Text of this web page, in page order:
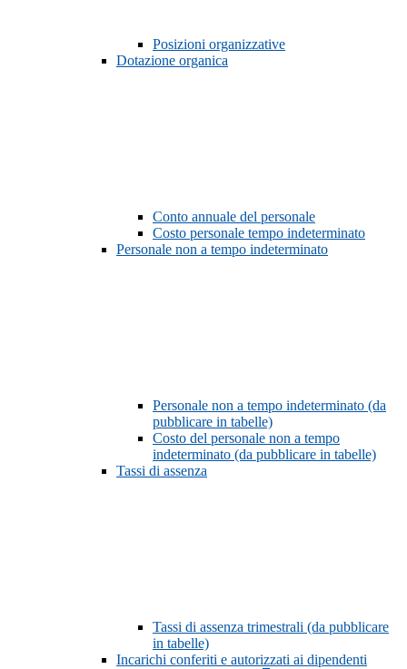
Posizioni organizzative
Dotazione organica
Conto annuale del personale
Costo personale tempo indeterminato
Personale non a tempo indeterminato
Personale non a tempo indeterminato (da
pubblicare in tabelle)
Costo del personale non a tempo
indeterminato (da pubblicare in tabelle)
Tassi di assenza
Tassi di assenza trimestrali (da pubblicare
in tabelle)
Incarichi conferiti e autorizzati ai dipendenti